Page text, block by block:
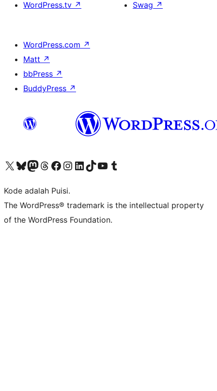
WordPress.tv ↗
Swag ↗
WordPress.com ↗
Matt ↗
bbPress ↗
BuddyPress ↗
Kunjungi akun X (sebelumnya Twitter) kamiVisit our Bluesky account
Kunjungi akun Mastodon kami
Visit our Threads account
Kunjungi halaman Facebook kamiKunjungi akun Instagram kamiKunjungi akun LinkedIn kami
Visit our TikTok account
Kunjungi channel YouTube kamiVisit our Tumblr account
Kode adalah Puisi.
The WordPress® trademark is the intellectual property
of the WordPress Foundation.